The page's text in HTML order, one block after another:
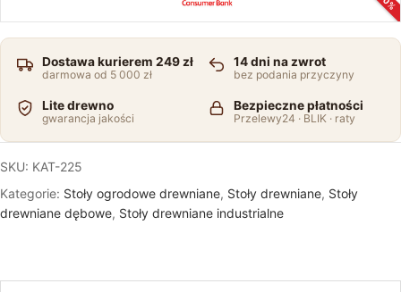
Dostawa kurierem 249 zł
darmowa od 5 000 zł
14 dni na zwrot
bez podania przyczyny
Lite drewno
gwarancja jakości
Bezpieczne płatności
Przelewy24 · BLIK · raty
SKU: KAT-225
Kategorie: Stoły ogrodowe drewniane, Stoły drewniane, Stoły
drewniane dębowe, Stoły drewniane industrialne